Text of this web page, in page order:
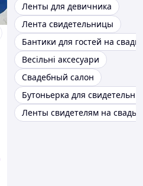
Ленты для девичника
Лента свидетельницы
Бантики для гостей на
Весільні аксесуари
Свадебный салон
Бутоньерка для
Ленты свидетелям на